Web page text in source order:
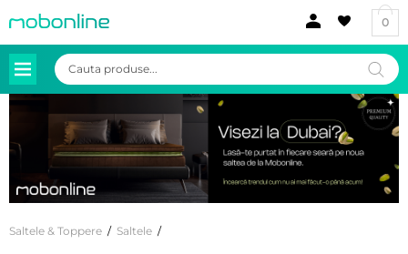
0
Products
search
Saltele & Toppere / Saltele /